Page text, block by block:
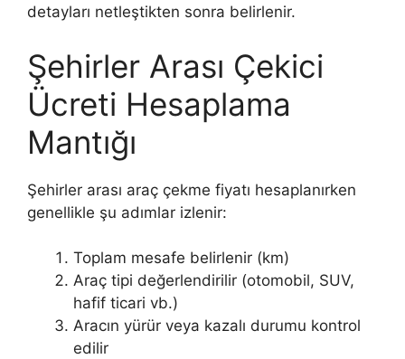
detayları netleştikten sonra belirlenir.
Şehirler Arası Çekici
Ücreti Hesaplama
Mantığı
Şehirler arası araç çekme fiyatı hesaplanırken
genellikle şu adımlar izlenir:
Toplam mesafe belirlenir (km)
Araç tipi değerlendirilir (otomobil, SUV,
hafif ticari vb.)
Aracın yürür veya kazalı durumu kontrol
edilir